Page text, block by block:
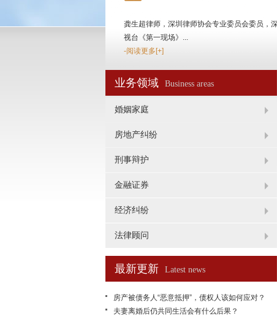
龚生超律师，深圳律师协会专业委员会委员，
视台《第一现场》...
-阅读更多[+]
业务领域 Business areas
婚姻家庭
房地产纠纷
刑事辩护
金融证券
经济纠纷
法律顾问
最新更新 Latest news
房产被债务人“恶意抵押”，债权人该如何应对？
夫妻离婚后仍共同生活会有什么后果？